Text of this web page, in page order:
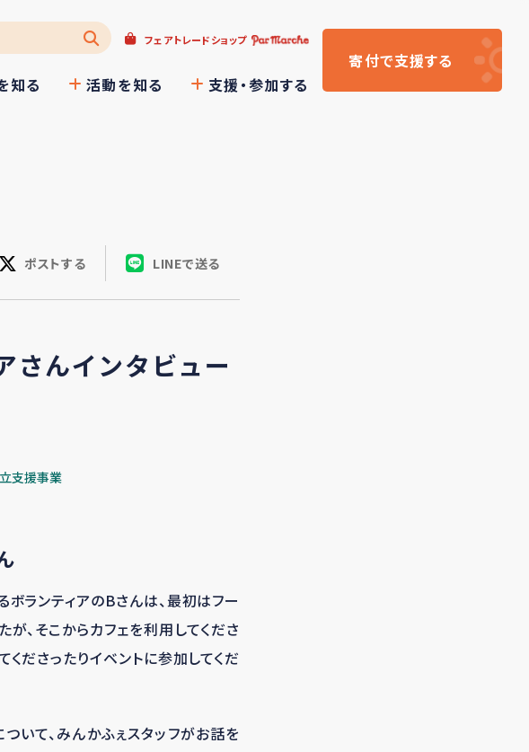
フェアトレードショップ
知る 活動を知る 支援・参加する
寄付で支援する
ポストする LINEで送る
んインタビュー
支援事業
ボランティアのBさんは、最初はフー
、そこからカフェを利用してくださ
ださったりイベントに参加してくだ
いて、みんかふぇスタッフがお話を